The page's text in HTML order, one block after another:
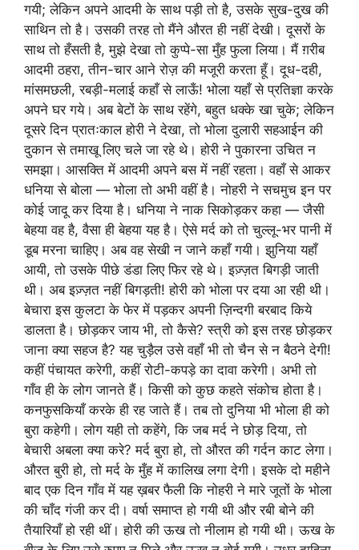
गयी; लेकिन अपने आदमी के साथ पड़ी तो है, उसके सुख-दुख की
साथिन तो है। उसकी तरह तो मैंने औरत ही नहीं देखी। दूसरों के
साथ तो हँसती है, मुझे देखा तो कुप्पे-सा मुँह फुला लिया। मैं ग़रीब
आदमी ठहरा, तीन-चार आने रोज़ की मजूरी करता हूँ। दूध-दही,
मांसमछली, रबड़ी-मलाई कहाँ से लाऊँ! भोला यहाँ से प्रतिज्ञा करके
अपने घर गये। अब बेटों के साथ रहेंगे, बहुत धक्के खा चुके; लेकिन
दूसरे दिन प्रातःकाल होरी ने देखा, तो भोला दुलारी सहआईन की
दुकान से तमाखू लिए चले जा रहे थे। होरी ने पुकारना उचित न
समझा। आसक्ति में आदमी अपने बस में नहीं रहता। वहाँ से आकर
धनिया से बोला — भोला तो अभी वहीं है। नोहरी ने सचमुच इन पर
कोई जादू कर दिया है। धनिया ने नाक सिकोड़कर कहा — जैसी
बेहया वह है, वैसा ही बेहया यह है। ऐसे मर्द को तो चुल्लू-भर पानी में
डूब मरना चाहिए। अब वह सेखी न जाने कहाँ गयी। झुनिया यहाँ
आयी, तो उसके पीछे डंडा लिए फिर रहे थे। इज़्ज़त बिगड़ी जाती
थी। अब इज़्ज़त नहीं बिगड़ती! होरी को भोला पर दया आ रही थी।
बेचारा इस कुलटा के फेर में पड़कर अपनी ज़िन्दगी बरबाद किये
डालता है। छोड़कर जाय भी, तो कैसे? स्त्री को इस तरह छोड़कर
जाना क्या सहज है? यह चुड़ैल उसे वहाँ भी तो चैन से न बैठने देगी!
कहीं पंचायत करेगी, कहीं रोटी-कपड़े का दावा करेगी। अभी तो
गाँव ही के लोग जानते हैं। किसी को कुछ कहते संकोच होता है।
कनफुसकियाँ करके ही रह जाते हैं। तब तो दुनिया भी भोला ही को
बुरा कहेगी। लोग यही तो कहेंगे, कि जब मर्द ने छोड़ दिया, तो
बेचारी अबला क्या करे? मर्द बुरा हो, तो औरत की गर्दन काट लेगा।
औरत बुरी हो, तो मर्द के मुँह में कालिख लगा देगी। इसके दो महीने
बाद एक दिन गाँव में यह ख़बर फैली कि नोहरी ने मारे जूतों के भोला
की चाँद गंजी कर दी। वर्षा समाप्त हो गयी थी और रबी बोने की
तैयारियाँ हो रही थीं। होरी की ऊख तो नीलाम हो गयी थी। ऊख के